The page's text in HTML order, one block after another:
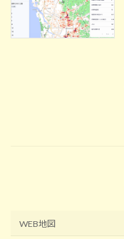
の
WEB地図